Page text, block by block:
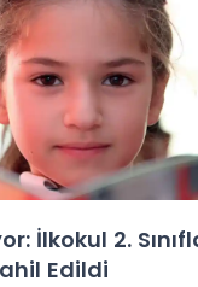
İlkokul 2.
Edildi